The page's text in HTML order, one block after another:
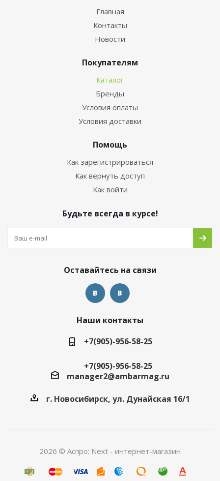
Главная
Контакты
Новости
Покупателям
Каталог
Бренды
Условия оплаты
Условия доставки
Помощь
Как зарегистрироваться
Как вернуть доступ
Как войти
Будьте всегда в курсе!
Оставайтесь на связи
Наши контакты
+7(905)-956-58-25
+7(905)-956-58-25
manager2@ambarmag.ru
г. Новосибирск, ул. Дунайская 16/1
2026 © Аспро: Next - интернет-магазин